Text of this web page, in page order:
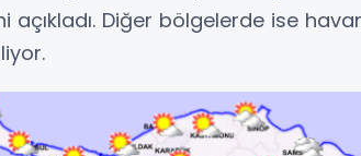
açıkladı. Diğer bölgelerde ise